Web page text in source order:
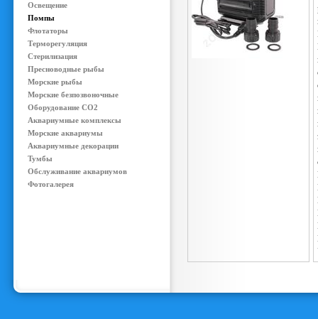
Освещение
Помпы
Флотаторы
Терморегуляция
Стерилизация
Пресноводные рыбы
Морские рыбы
Морские безпозвоночные
Оборудование CO2
Аквариумные комплексы
Морские аквариумы
Аквариумные декорации
Тумбы
Обслуживание аквариумов
Фотогалерея